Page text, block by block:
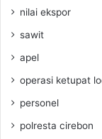
nilai ekspor
sawit
apel
operasi ketupat
personel
polresta cirebon